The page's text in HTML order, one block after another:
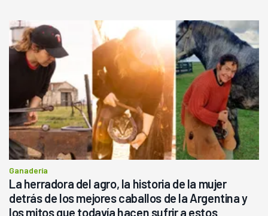
Ganadería
La herradora del agro, la historia de la mujer
detrás de los mejores caballos de la Argentina y
los mitos que todavía hacen sufrir a estos